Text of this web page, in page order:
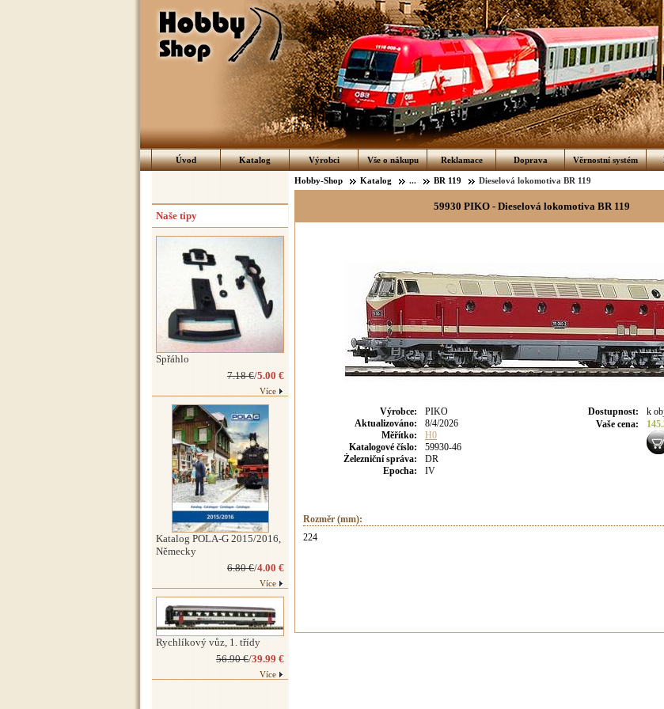
Úvod Katalog Výrobci Vše o nákupu Reklamace Doprava Věrnostní systém
Hobby-Shop Katalog ... BR 119 Dieselová lokomotiva BR 119
59930 PIKO - Dieselová lokomotiva BR 119
Výrobce:
PIKO
Aktualizováno:
8/4/2026
Měřítko:
H0
Katalogové číslo:
59930-46
Železniční správa:
DR
Epocha:
IV
Dostupnost:
k
Vaše cena:
Rozměr (mm):
224
Naše tipy
Spřáhlo
7.18 €/5.00 €
Více
Katalog POLA-G 2015/2016,
Německy
6.80 €/4.00 €
Více
Rychlíkový vůz, 1. třídy
56.90 €/39.99 €
Více